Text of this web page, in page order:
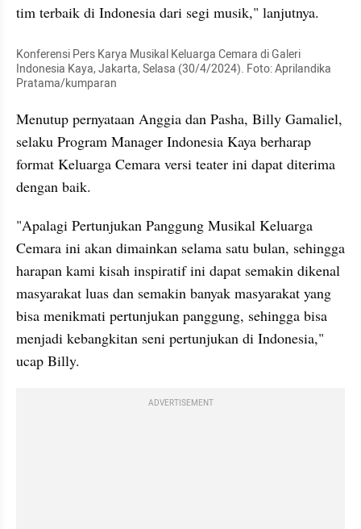
tim terbaik di Indonesia dari segi musik," lanjutnya.
Konferensi Pers Karya Musikal Keluarga Cemara di Galeri
Indonesia Kaya, Jakarta, Selasa (30/4/2024). Foto: Aprilandika
Pratama/kumparan
Menutup pernyataan Anggia dan Pasha, Billy Gamaliel,
selaku Program Manager Indonesia Kaya berharap
format Keluarga Cemara versi teater ini dapat diterima
dengan baik.
"Apalagi Pertunjukan Panggung Musikal Keluarga
Cemara ini akan dimainkan selama satu bulan, sehingga
harapan kami kisah inspiratif ini dapat semakin dikenal
masyarakat luas dan semakin banyak masyarakat yang
bisa menikmati pertunjukan panggung, sehingga bisa
menjadi kebangkitan seni pertunjukan di Indonesia,"
ucap Billy.
ADVERTISEMENT